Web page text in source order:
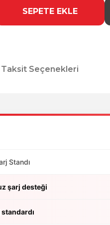
SEPETE EKLE
Taksit Seçenekleri
Standı
şarj desteği